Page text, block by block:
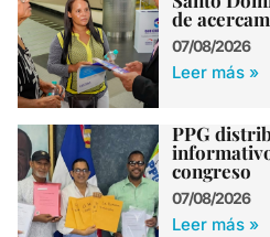
de
07/08/2026
Leer más »
PPG
congreso
07/08/2026
Leer más »